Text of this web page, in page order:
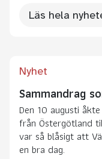
Läs hela
Nyhet
Sammandrag
Den 10 augusti
från Östergötland
var så blåsigt att
en bra dag.